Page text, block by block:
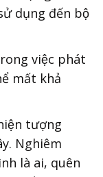
dụng đến bộ
việc phát
mất khả
tượng
Nghiêm
là ai, quên